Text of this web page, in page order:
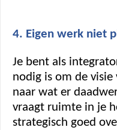
4. Eigen werk niet
Je bent als
nodig is om de visie
naar wat er
vraagt ruimte in je
strategisch goed